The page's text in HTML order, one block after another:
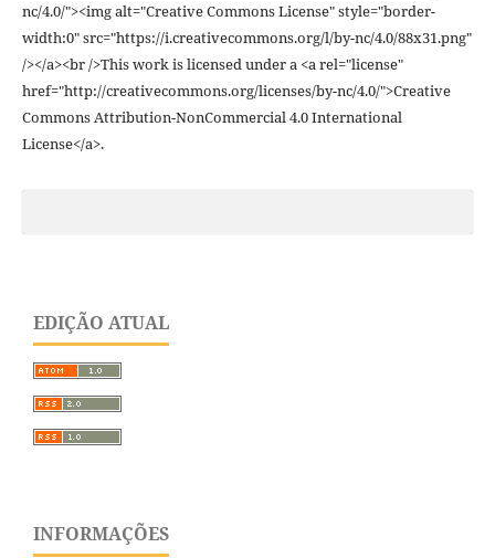
nc/4.0/"><img alt="Creative Commons License" style="border-
width:0" src="https://i.creativecommons.org/l/by-nc/4.0/88x31.png"
/></a><br />This work is licensed under a <a rel="license"
href="http://creativecommons.org/licenses/by-nc/4.0/">Creative
Commons Attribution-NonCommercial 4.0 International
License</a>.
EDIÇÃO ATUAL
INFORMAÇÕES